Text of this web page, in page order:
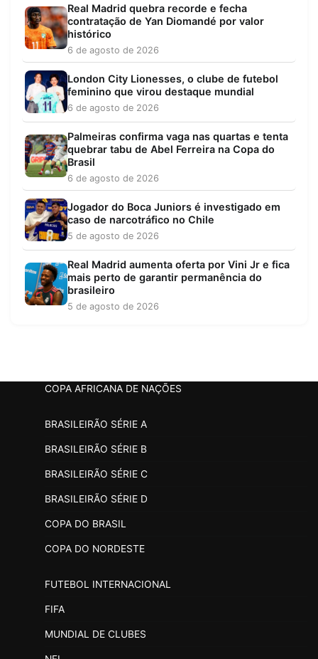
Real Madrid quebra recorde e fecha
contratação de Yan Diomandé por valor
histórico
6 de agosto de 2026
London City Lionesses, o clube de futebol
feminino que virou destaque mundial
6 de agosto de 2026
Palmeiras confirma vaga nas quartas e tenta
quebrar tabu de Abel Ferreira na Copa do
Brasil
6 de agosto de 2026
Jogador do Boca Juniors é investigado em
caso de narcotráfico no Chile
5 de agosto de 2026
Real Madrid aumenta oferta por Vini Jr e fica
mais perto de garantir permanência do
brasileiro
5 de agosto de 2026
COPA AFRICANA DE NAÇÕES
BRASILEIRÃO SÉRIE A
BRASILEIRÃO SÉRIE B
BRASILEIRÃO SÉRIE C
BRASILEIRÃO SÉRIE D
COPA DO BRASIL
COPA DO NORDESTE
FUTEBOL INTERNACIONAL
FIFA
MUNDIAL DE CLUBES